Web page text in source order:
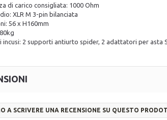
di carico consigliata: 1000 Ohm
XLR M 3-pin bilanciata
56 x H160mm
incusi: 2 supporti antiurto spider, 2 adattatori per asta
A SCRIVERE UNA RECENSIONE SU QUESTO